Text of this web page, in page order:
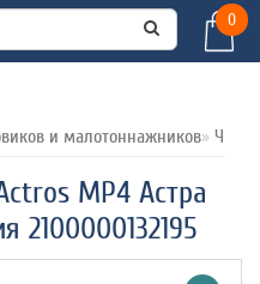
0
и малотоннажников
MP4 Астра
2100000132195